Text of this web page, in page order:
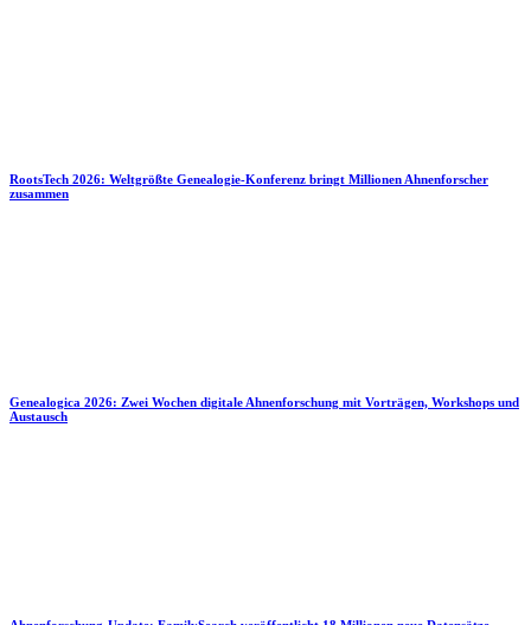
RootsTech 2026: Weltgrößte Genealogie-Konferenz bringt Millionen Ahnenforscher
zusammen
Genealogica 2026: Zwei Wochen digitale Ahnenforschung mit Vorträgen, Workshops und
Austausch